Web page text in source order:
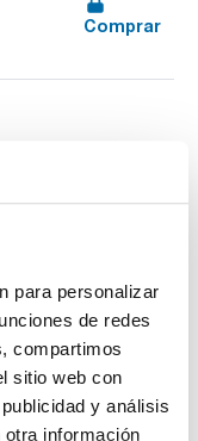
para personalizar
de redes
compartimos
sitio web con
y análisis
información
Comprar
ProntoSIL
Se trata de una
una gran
de poro, tamaño y